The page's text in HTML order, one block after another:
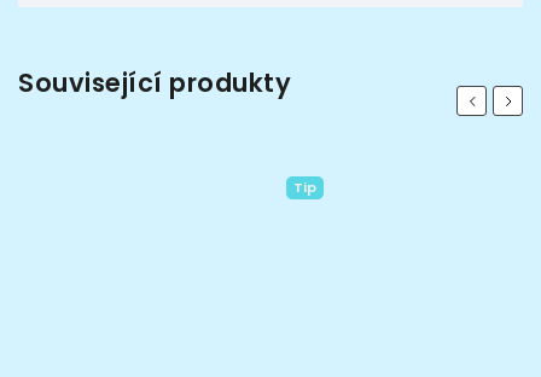
Související produkty Previous
Tip
Next